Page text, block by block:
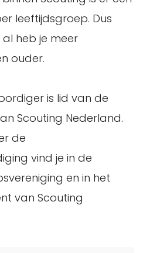
leeftijdsgroep. Dus
heb je meer
ouder.
is lid van de
Scouting Nederland.
de
vind je in de
en in het
van Scouting